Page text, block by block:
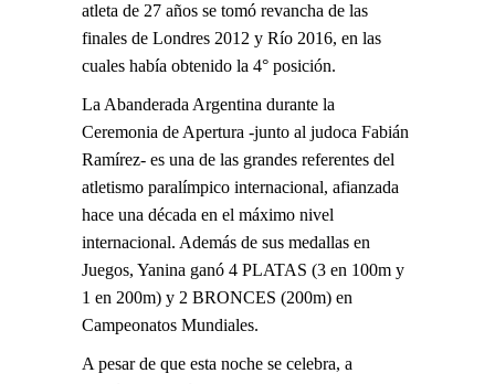
atleta de 27 años se tomó revancha de las
finales de Londres 2012 y Río 2016, en las
cuales había obtenido la 4° posición.
La Abanderada Argentina durante la
Ceremonia de Apertura -junto al judoca Fabián
Ramírez- es una de las grandes referentes del
atletismo paralímpico internacional, afianzada
hace una década en el máximo nivel
internacional. Además de sus medallas en
Juegos, Yanina ganó 4 PLATAS (3 en 100m y
1 en 200m) y 2 BRONCES (200m) en
Campeonatos Mundiales.
A pesar de que esta noche se celebra, a